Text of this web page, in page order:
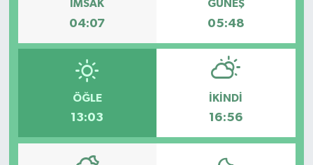
İMSAK
04:07
GÜNEŞ
05:48
ÖĞLE
13:03
İKINDI
16:56
Yaşam
İletişim